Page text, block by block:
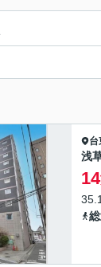
台
浅
14